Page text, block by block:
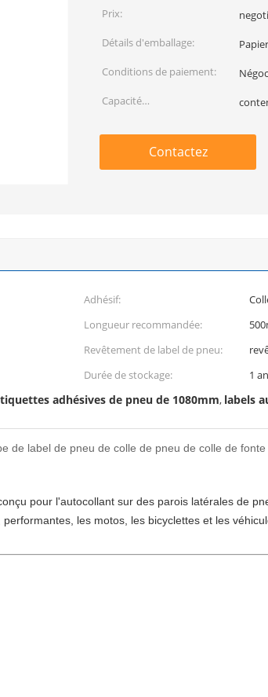
min:
Prix:
Détails d'emballage:
Conditions de paiement:
Capacité
Contactez
Adhésif:
Longueur recommandée:
Revêtement de label de pneu:
Durée de stockage:
1 an
adhésives de pneu de 1080mm, labels
de label de pneu de colle de pneu de colle de fonte
pour l'autocollant sur des parois latérales de
les motos, les bicyclettes et les